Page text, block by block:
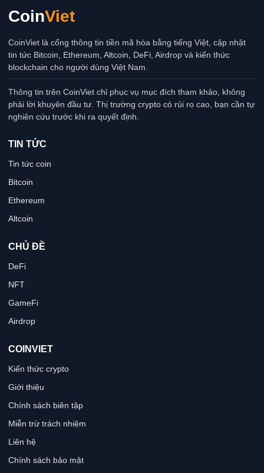
CoinViet
CoinViet là cổng thông tin tiền mã hóa bằng tiếng Việt, cập nhật
tin tức Bitcoin, Ethereum, Altcoin, DeFi, Airdrop và kiến thức
blockchain cho người dùng Việt Nam.
Thông tin trên CoinViet chỉ phục vụ mục đích tham khảo, không
phải lời khuyên đầu tư. Thị trường crypto có rủi ro cao, bạn cần tự
nghiên cứu trước khi ra quyết định.
TIN TỨC
Tin tức coin
Bitcoin
Ethereum
Altcoin
CHỦ ĐỀ
DeFi
NFT
GameFi
Airdrop
COINVIET
Kiến thức crypto
Giới thiệu
Chính sách biên tập
Miễn trừ trách nhiệm
Liên hệ
Chính sách bảo mật